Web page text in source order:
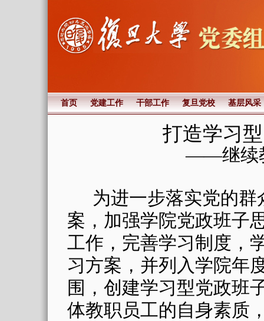
首页 党建工作 干部工作 复旦党校 基层风采
打造学习型
——继续
为进一步落实党的
案，加强学院党政班子
工作，完善学习制度，
习方案，并列入学院年
围，创建学习型党政班
体教职员工的自身素质